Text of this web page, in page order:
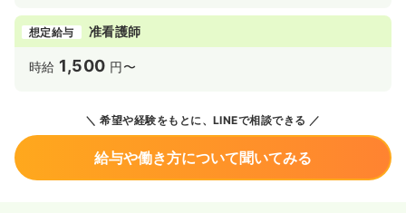
想定給与 准看護師
時給 1,500 円〜
希望や経験をもとに、LINEで相談できる
給与や働き方について聞いてみる